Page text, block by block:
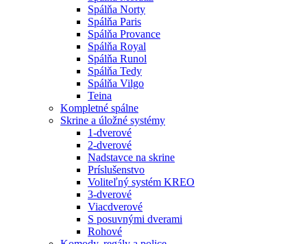
Spálňa Norty
Spálňa Paris
Spálňa Provance
Spálňa Royal
Spálňa Runol
Spálňa Tedy
Spálňa Vilgo
Teina
Kompletné spálne
Skrine a úložné systémy
1-dverové
2-dverové
Nadstavce na skrine
Príslušenstvo
Voliteľný systém KREO
3-dverové
Viacdverové
S posuvnými dverami
Rohové